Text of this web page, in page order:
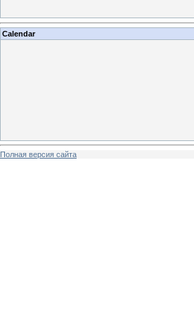
Calendar
Полная версия сайта